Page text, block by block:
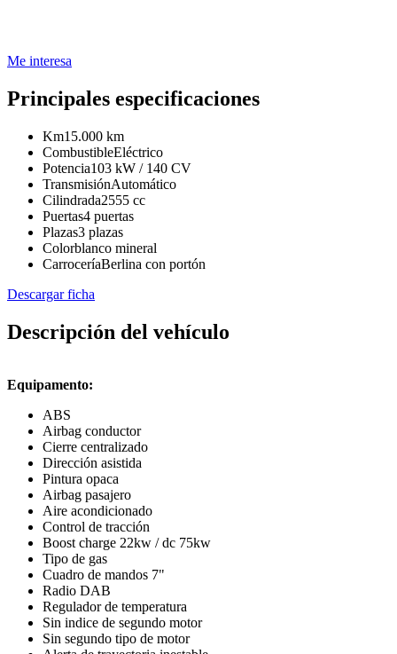
Me interesa
Principales especificaciones
Km15.000 km
CombustibleEléctrico
Potencia103 kW / 140 CV
TransmisiónAutomático
Cilindrada2555 cc
Puertas4 puertas
Plazas3 plazas
Colorblanco mineral
CarroceríaBerlina con portón
Descargar ficha
Descripción del vehículo
Equipamento:
ABS
Airbag conductor
Cierre centralizado
Dirección asistida
Pintura opaca
Airbag pasajero
Aire acondicionado
Control de tracción
Boost charge 22kw / dc 75kw
Tipo de gas
Cuadro de mandos 7"
Radio DAB
Regulador de temperatura
Sin indice de segundo motor
Sin segundo tipo de motor